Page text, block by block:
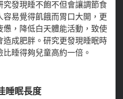
究發現睡不飽不但會讓調節食
易覺得飢餓而胃口大開，更
憊，降低白天體能活動，致使
造成肥胖。研究更發現睡眠時
睡得夠兒童高約一倍。
睡眠長度